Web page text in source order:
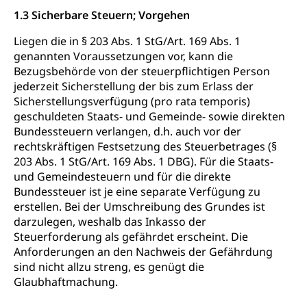
1.3 Sicherbare Steuern; Vorgehen
Liegen die in § 203 Abs. 1 StG/Art. 169 Abs. 1
genannten Voraussetzungen vor, kann die
Bezugsbehörde von der steuerpflichtigen Person
jederzeit Sicherstellung der bis zum Erlass der
Sicherstellungsverfügung (pro rata temporis)
geschuldeten Staats- und Gemeinde- sowie direkten
Bundessteuern verlangen, d.h. auch vor der
rechtskräftigen Festsetzung des Steuerbetrages (§
203 Abs. 1 StG/Art. 169 Abs. 1 DBG). Für die Staats-
und Gemeindesteuern und für die direkte
Bundessteuer ist je eine separate Verfügung zu
erstellen. Bei der Umschreibung des Grundes ist
darzulegen, weshalb das Inkasso der
Steuerforderung als gefährdet erscheint. Die
Anforderungen an den Nachweis der Gefährdung
sind nicht allzu streng, es genügt die
Glaubhaftmachung.